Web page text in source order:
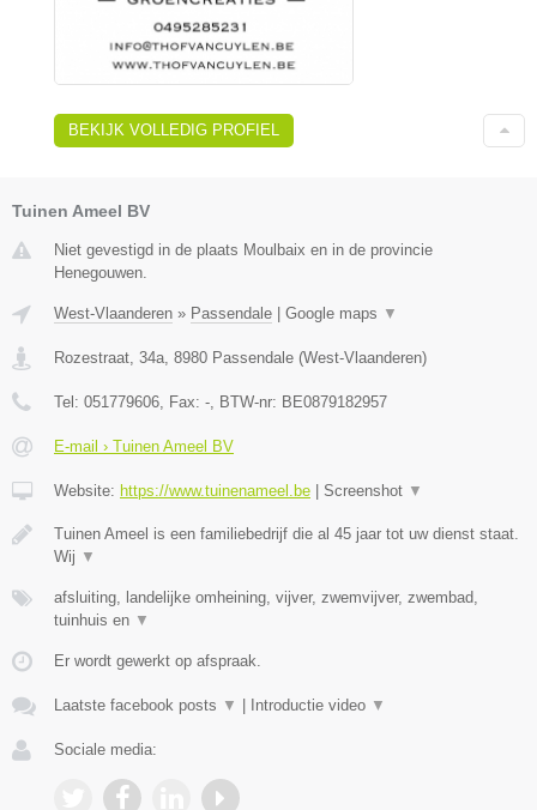
BEKIJK VOLLEDIG PROFIEL
Tuinen Ameel BV
Niet gevestigd in de plaats Moulbaix en in de provincie
Henegouwen.
West-Vlaanderen » Passendale Google maps ▼
Rozestraat, 34a, 8980 Passendale (West-Vlaanderen)
Tel: 051779606, Fax: -, BTW-nr: BE0879182957
E-mail › Tuinen Ameel BV
Website: https://www.tuinenameel.be Screenshot ▼
Tuinen Ameel is een familiebedrijf die al 45 jaar tot uw dienst staat.
Wij ▼
afsluiting, landelijke omheining, vijver, zwemvijver, zwembad,
tuinhuis en ▼
Er wordt gewerkt op afspraak.
Laatste facebook posts ▼ Introductie video ▼
Sociale media: